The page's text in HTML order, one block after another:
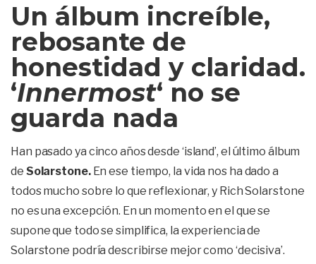
Un álbum increíble,
rebosante de
honestidad y claridad.
‘Innermost‘ no se
guarda nada
Han pasado ya cinco años desde ‘island’, el último álbum
de Solarstone.En ese tiempo, la vida nos ha dado a
todos mucho sobre lo que reflexionar, y Rich Solarstone
no es una excepción. En un momento en el que se
supone que todo se simplifica, la experiencia de
Solarstone podría describirse mejor como ‘decisiva’.